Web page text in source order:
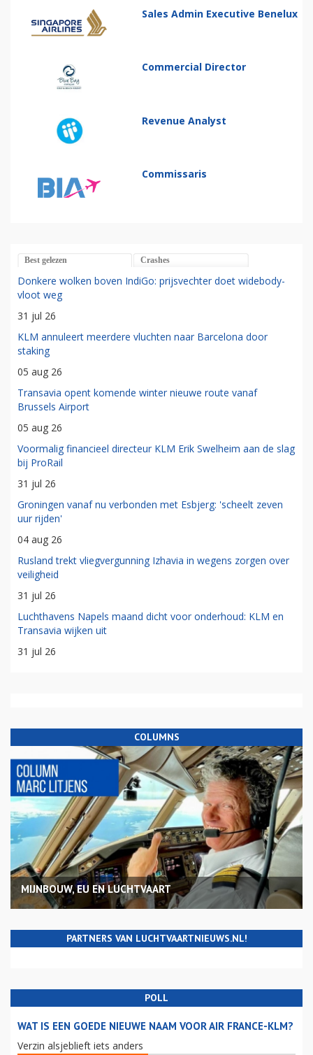
Sales Admin Executive Benelux
Commercial Director
Revenue Analyst
Commissaris
Best gelezen Crashes
Donkere wolken boven IndiGo: prijsvechter doet widebody-
vloot weg
31 jul 26
KLM annuleert meerdere vluchten naar Barcelona door
staking
05 aug 26
Transavia opent komende winter nieuwe route vanaf
Brussels Airport
05 aug 26
Voormalig financieel directeur KLM Erik Swelheim aan de slag
bij ProRail
31 jul 26
Groningen vanaf nu verbonden met Esbjerg: 'scheelt zeven
uur rijden'
04 aug 26
Rusland trekt vliegvergunning Izhavia in wegens zorgen over
veiligheid
31 jul 26
Luchthavens Napels maand dicht voor onderhoud: KLM en
Transavia wijken uit
31 jul 26
COLUMNS
MIJNBOUW, EU EN LUCHTVAART
PARTNERS VAN LUCHTVAARTNIEUWS.NL!
POLL
WAT IS EEN GOEDE NIEUWE NAAM VOOR AIR FRANCE-KLM?
Verzin alsjeblieft iets anders